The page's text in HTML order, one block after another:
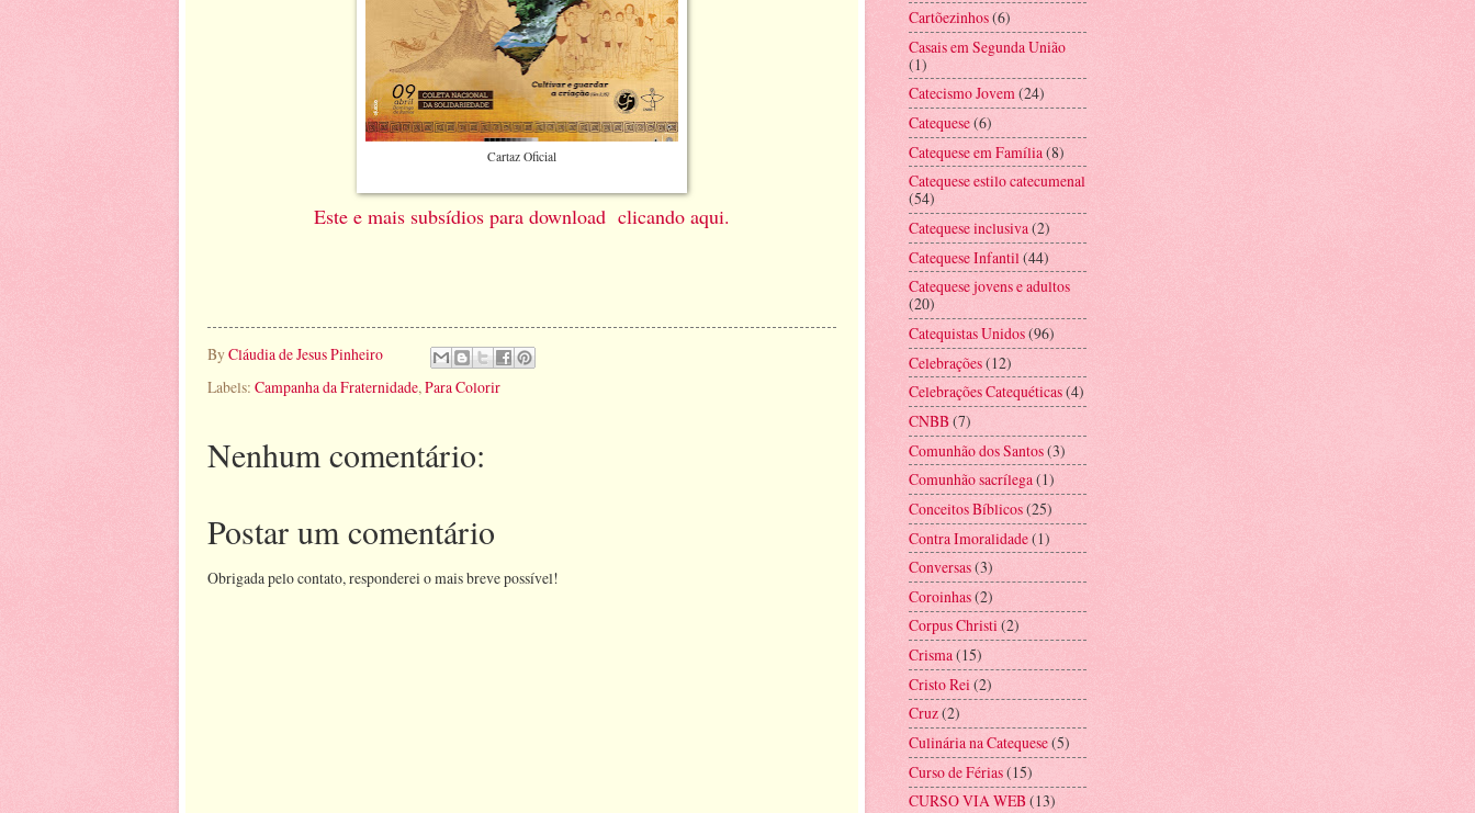
Cartaz Oficial
Este e mais subsídios para download clicando aqui.
ByCláudia de Jesus Pinheiro
Labels: Campanha da Fraternidade, Para Colorir
Nenhum comentário:
Postar um comentário
Obrigada pelo contato, responderei o mais breve possível!
Cartõezinhos(6)
Casais em Segunda União
(1)
Catecismo Jovem(24)
Catequese(6)
Catequese em Família(8)
Catequese estilo catecumenal
(54)
Catequese inclusiva(2)
Catequese Infantil (44)
Catequese jovens e adultos
(20)
Catequistas Unidos(96)
Celebrações(12)
Celebrações Catequéticas(4)
CNBB(7)
Comunhão dos Santos(3)
Comunhão sacrílega(1)
Conceitos Bíblicos(25)
Contra Imoralidade(1)
Conversas(3)
Coroinhas(2)
Corpus Christi(2)
Crisma(15)
Cristo Rei (2)
Cruz(2)
Culinária na Catequese(5)
Curso de Férias(15)
CURSO VIA WEB(13)